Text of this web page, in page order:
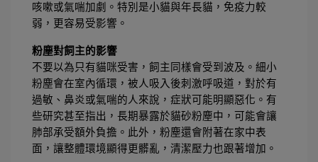
咳嗽或氣喘加劇。特別是小貓與年長貓，免疫力較
弱，更容易受影響。
粉塵對飼主的影響
不要以為只有貓咪受害，飼主同樣會受到波及。細小
粉塵會在室內循環，被人吸入後刺激呼吸道，對於有
過敏、鼻炎或氣喘的人來說，症狀可能明顯惡化。有
些研究甚至指出，長期暴露於貓砂粉塵中，可能會讓
肺部承受額外負擔。此外，粉塵還會附著在家中表
面，讓整體環境顯得更髒亂，清潔壓力也跟著增加。